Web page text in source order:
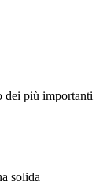
dei più importanti
solida